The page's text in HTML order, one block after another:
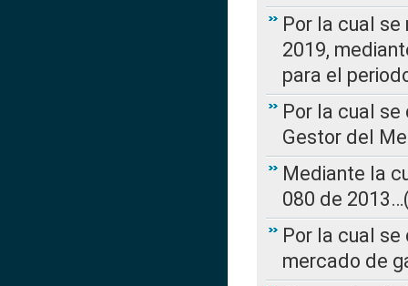
Por la cual se
2019,
para el
Por la cual
Gestor del
Mediante la
080 de
Por la cual
mercado de